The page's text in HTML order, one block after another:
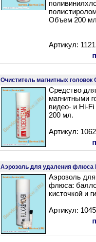
Объем 200
Артикул:
Очиститель магнитных головок
Средство
магнитными
видео- и Hi-
200 мл.
Артикул:
Аэрозоль для удаления флюса
Аэрозоль
флюса:
кисточкой и
Артикул: